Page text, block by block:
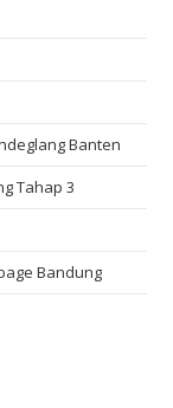
Banten
Tahap 3
Bandung